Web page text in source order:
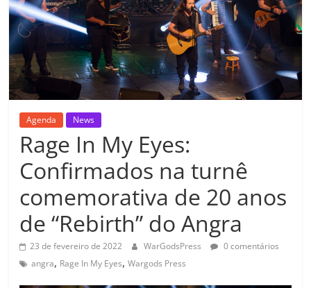
Agenda News
Rage In My Eyes:
Confirmados na turnê
comemorativa de 20 anos
de “Rebirth” do Angra
23 de fevereiro de 2022 WarGodsPress
0 comentários
angra, Rage In My Eyes,Wargods Press